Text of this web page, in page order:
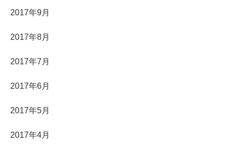
2017年9月
2017年8月
2017年7月
2017年6月
2017年5月
2017年4月